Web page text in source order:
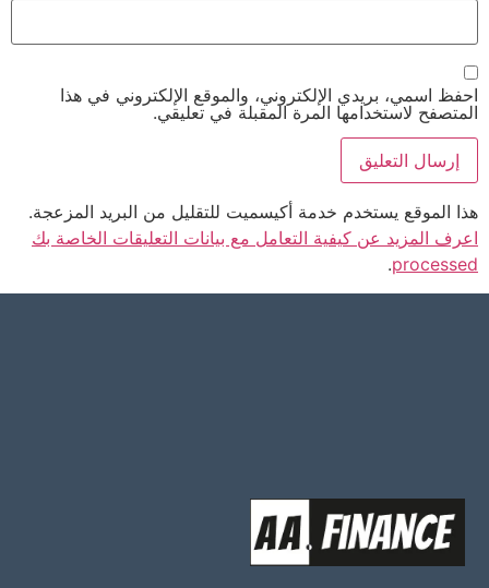
احفظ اسمي، بريدي الإلكتروني، والموقع الإلكتروني في هذا
المتصفح لاستخدامها المرة المقبلة في تعليقي.
هذا الموقع يستخدم خدمة أكيسميت للتقليل من البريد المزعجة.
اعرف المزيد عن كيفية التعامل مع بيانات التعليقات الخاصة بك
processed
.